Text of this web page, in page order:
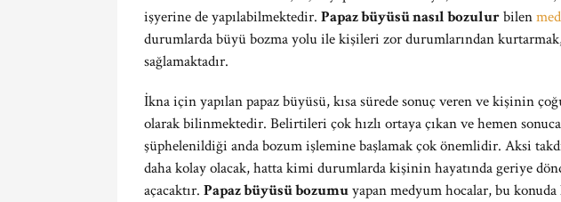
işyerine de yapılabilmektedir. Papaz büyüsü nasıl bozulurbilen
durumlarda büyü bozma yolu ile kişileri zor durumlarından
sağlamaktadır.
İkna için yapılan papaz büyüsü, kısa sürede sonuç veren ve kişinin
olarak bilinmektedir. Belirtileri çok hızlı ortaya çıkan ve hemen
şüphelenildiği anda bozum işlemine başlamak çok önemlidir. Aksi
daha kolay olacak, hatta kimi durumlarda kişinin hayatında geriye
açacaktır. Papaz büyüsü bozumuyapan medyum hocalar, bu konuda